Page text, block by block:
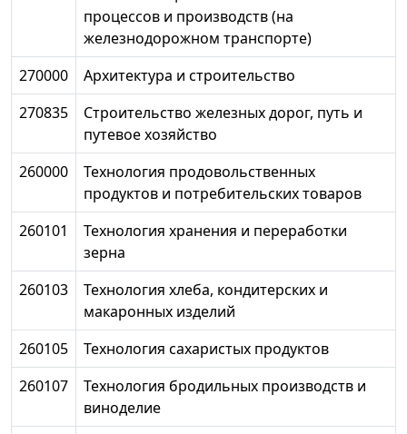
процессов и производств (на
железнодорожном транспорте)
270000
Архитектура и строительство
270835
Строительство железных дорог, путь и
путевое хозяйство
260000
Технология продовольственных
продуктов и потребительских товаров
260101
Технология хранения и переработки
зерна
260103
Технология хлеба, кондитерских и
макаронных изделий
260105
Технология сахаристых продуктов
260107
Технология бродильных производств и
виноделие